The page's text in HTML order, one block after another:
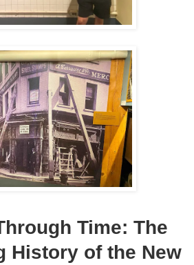
Time: The
History of the New